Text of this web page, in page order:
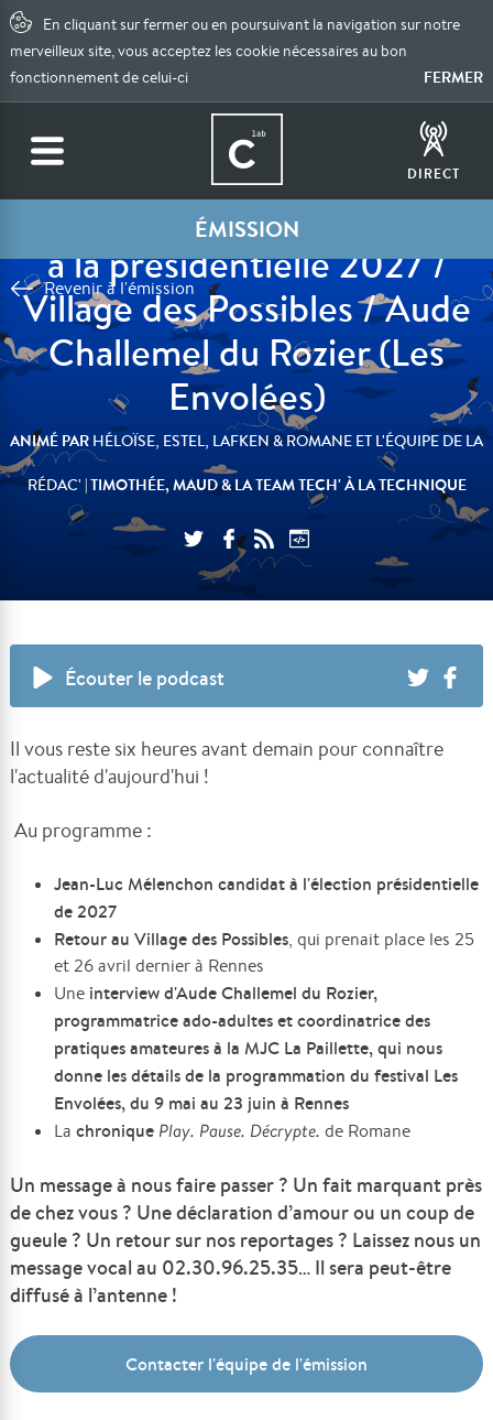
En cliquant sur fermer ou en poursuivant la navigation sur notre
merveilleux site, vous acceptez les cookie nécessaires au bon
fonctionnement de celui-ci
FERMER
DIRECT
ÉMISSION
Revenir à l'émission
Jean-Luc Mélenchon candidat
à la présidentielle 2027 /
Village des Possibles / Aude
Challemel du Rozier (Les
Envolées)
ANIMÉ PAR HÉLOÏSE, ESTEL, LAFKEN & ROMANE ET L'ÉQUIPE DE LA
RÉDAC' | TIMOTHÉE, MAUD & LA TEAM TECH' À LA TECHNIQUE
Écouter le podcast
Il vous reste six heures avant demain pour connaître
l'actualité d'aujourd'hui !
Au programme :
Jean-Luc Mélenchon candidat à l'élection présidentielle
de 2027
Retour au Village des Possibles, qui prenait place les 25
et 26 avril dernier à Rennes
Une interview d'Aude Challemel du Rozier,
programmatrice ado-adultes et coordinatrice des
pratiques amateures à la MJC La Paillette, qui nous
donne les détails de la programmation du festival Les
Envolées, du 9 mai au 23 juin à Rennes
La chronique Play. Pause. Décrypte. de Romane
Un message à nous faire passer ? Un fait marquant près
de chez vous ? Une déclaration d’amour ou un coup de
gueule ? Un retour sur nos reportages ? Laissez nous un
message vocal au 02.30.96.25.35… Il sera peut-être
diffusé à l’antenne !
Contacter l'équipe de l'émission